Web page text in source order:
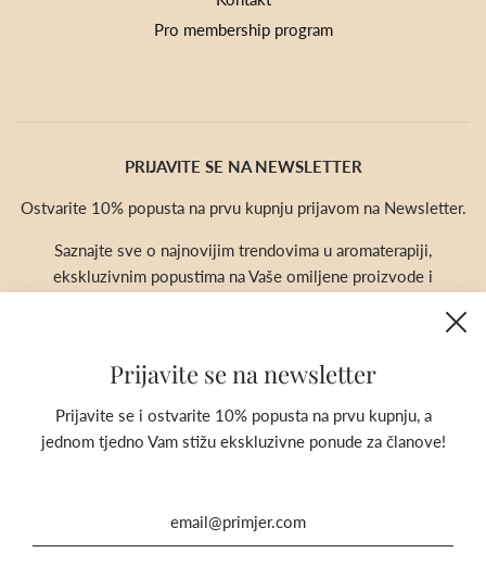
Pro membership program
PRIJAVITE SE NA NEWSLETTER
Ostvarite 10% popusta na prvu kupnju prijavom na Newsletter.
Saznajte sve o najnovijim trendovima u aromaterapiji,
ekskluzivnim popustima na Vaše omiljene proizvode i
Prijavite se na newsletter
Prijavite se i ostvarite 10% popusta na prvu kupnju, a
jednom tjedno Vam stižu ekskluzivne ponude za članove!